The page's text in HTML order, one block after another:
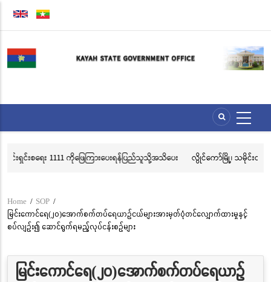
Skip
content
ြေကြားပေးရန်ပြည်သူသို့အသိပေး
လွိုင်ကော်မြို့၊ သမိုင်းဝင်ဆုတောင်းပြည့် မြို့နာ
Breadcrumb
Home / SOP /
မြင်းကောင်ရေ(၂၀)အောက်စက်တပ်ရေယာဉ်ငယ်များအားမှတ်ပုံတင်လျှောက်ထားမှုနှင့်
စပ်လျဉ်း၍ ဆောင်ရွက်ရမည့်လုပ်ငန်းစဉ်များ
မြင်းကောင်ရေ(၂၀)အောက်စက်တပ်ရေယာဉ်